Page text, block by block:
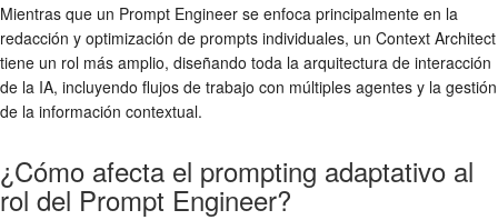
Mientras que un Prompt Engineer se enfoca principalmente en la
redacción y optimización de prompts individuales, un Context Architect
tiene un rol más amplio, diseñando toda la arquitectura de interacción
de la IA, incluyendo flujos de trabajo con múltiples agentes y la gestión
de la información contextual.
¿Cómo afecta el prompting adaptativo al
rol del Prompt Engineer?